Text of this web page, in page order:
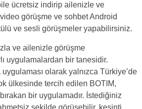
ücretsiz indirip ailenizle ve
görüşme ve sohbet Android
ve sesli görüşmeler yapabilirsiniz.
ve ailenizle görüşme
uygulamalardan bir tanesidir.
uygulaması olarak yalnızca Türkiye’de
ülkesinde tercih edilen BOTIM,
bir uygulamadır. İstediğiniz